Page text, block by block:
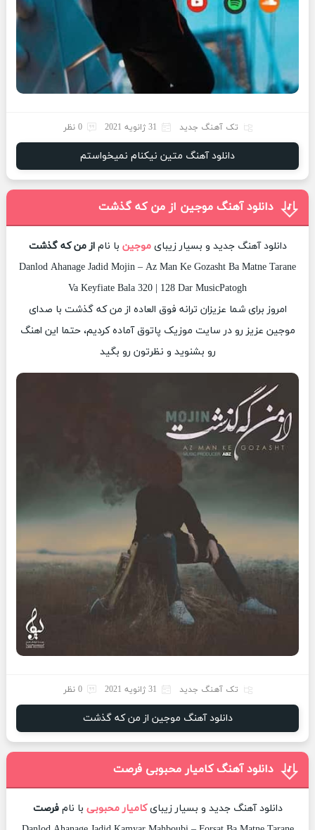
تک آهنگ جدید 31 ژانویه 2021 0 نظر
دانلود آهنگ متین نیکنام نمیخواستم
دانلود آهنگ موجین از من که گذشت
دانلود آهنگ جدید و بسیار زیبایموجین با ناماز من که گذشت
Danlod Ahanage Jadid Mojin – Az Man Ke Gozasht Ba Matne Tarane
Va Keyfiate Bala 320 | 128 Dar MusicPatogh
امروز برای شما عزیزان ترانه فوق العاده از من که گذشت با صدای
موجین عزیز رو در سایت موزیک پاتوق آماده کردیم، حتما این اهنگ
رو بشنوید و نظرتون رو بگید
تک آهنگ جدید 31 ژانویه 2021 0 نظر
دانلود آهنگ موجین از من که گذشت
دانلود آهنگ کامیار محبوبی فرصت
دانلود آهنگ جدید و بسیار زیبایکامیار محبوبی با نامفرصت